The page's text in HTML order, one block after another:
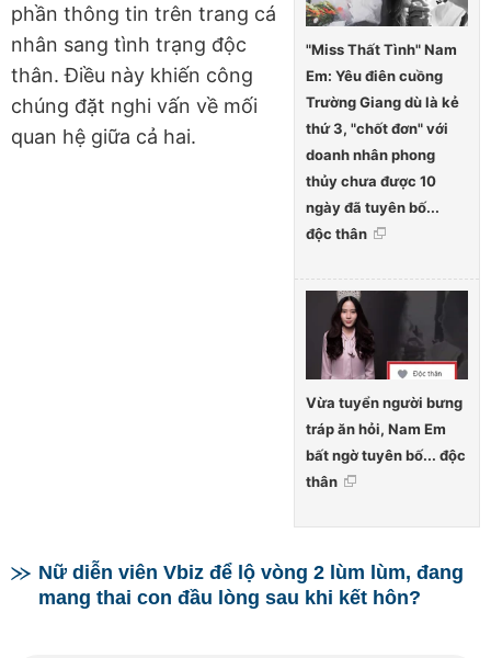
"Miss Thất Tình" Nam
Em: Yêu điên cuồng
Trường Giang dù là kẻ
thứ 3, "chốt đơn" với
doanh nhân phong
thủy chưa được 10
ngày đã tuyên bố...
độc thân
Vừa tuyển người bưng
tráp ăn hỏi, Nam Em
bất ngờ tuyên bố... độc
thân
phần thông tin trên trang cá
nhân sang tình trạng độc
thân. Điều này khiến công
chúng đặt nghi vấn về mối
quan hệ giữa cả hai.
Nữ diễn viên Vbiz để lộ vòng 2 lùm lùm, đang
mang thai con đầu lòng sau khi kết hôn?